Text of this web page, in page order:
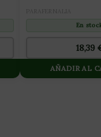
En
18,39
AÑADIR AL